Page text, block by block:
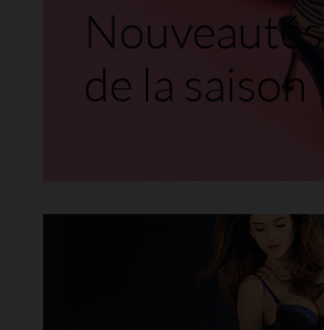
Nouveautés
de la saison